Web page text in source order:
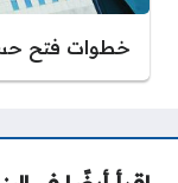
خطوات فتح